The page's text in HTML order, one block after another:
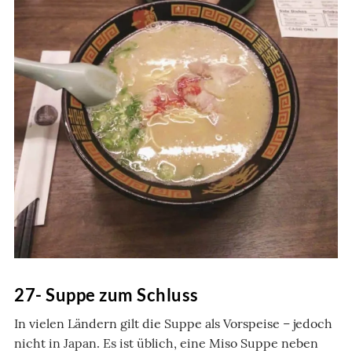
27- Suppe zum Schluss
In vielen Ländern gilt die Suppe als Vorspeise – jedoch
nicht in Japan. Es ist üblich, eine Miso Suppe neben